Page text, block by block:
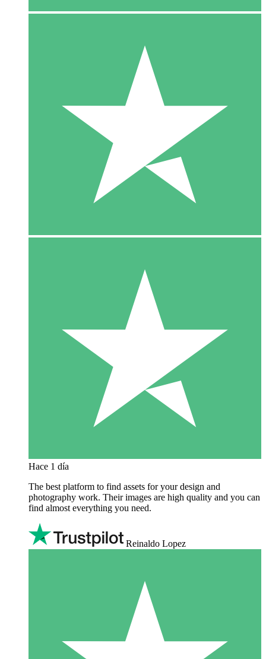
Hace 1 día
The best platform to find assets for your design and
photography work. Their images are high quality and you can
find almost everything you need.
Reinaldo Lopez